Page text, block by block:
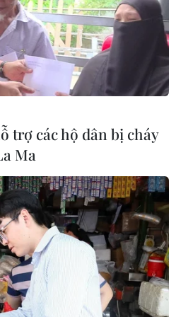
gìn giữ,
thêm
VIỆT NAM
trợ các hộ dân bị cháy
Ma